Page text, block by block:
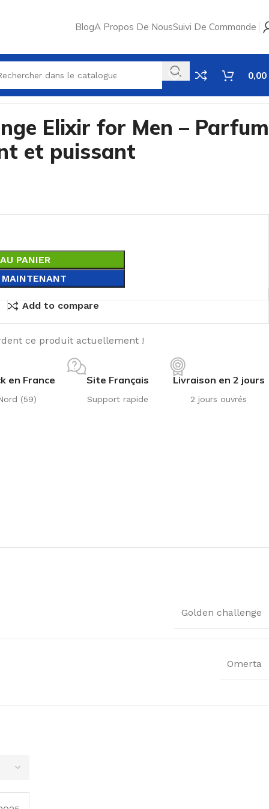
BlogA Propos De NousSuivi De Commande
0,00
Elixir for Men – Parfum
et puissant
PANIER
MAINTENANT
Add to compare
ce produit actuellement !
en France
(59)
Site Français
Support rapide
Livraison en 2 jours
2 jours ouvrés
Golden challenge
Omerta